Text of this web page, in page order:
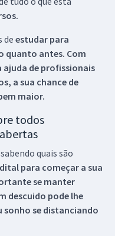
de estudar para
quanto antes. Com
de profissionais
a sua chance de
maior.
todos
quais são
para começar a sua
se manter
descuido pode lhe
sonho se distanciando